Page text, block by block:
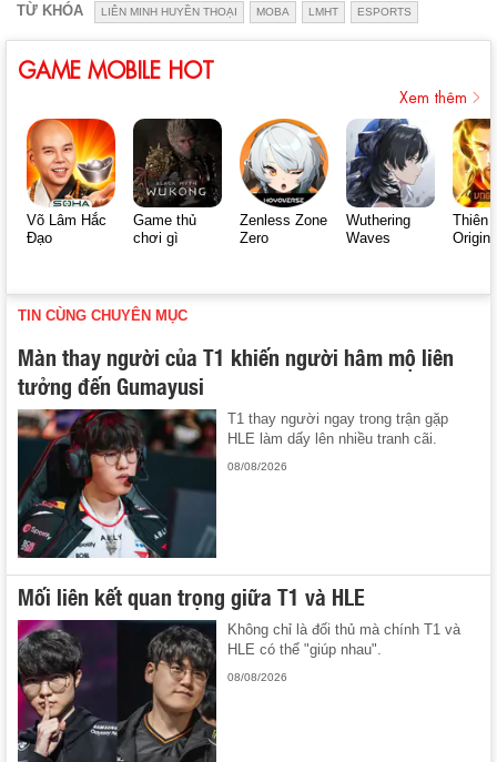
TỪ KHÓA LIÊN MINH HUYỀN THOẠI MOBA LMHT ESPORTS
GAME MOBILE HOT
Xem thêm
Võ Lâm Hắc
Đạo
Game thủ
chơi gì
Zenless Zone
Zero
Wuthering
Waves
Thiên
Origin
TIN CÙNG CHUYÊN MỤC
Màn thay người của T1 khiến người hâm mộ liên
tưởng đến Gumayusi
T1 thay người ngay trong trận gặp
HLE làm dấy lên nhiều tranh cãi.
08/08/2026
Mối liên kết quan trọng giữa T1 và HLE
Không chỉ là đối thủ mà chính T1 và
HLE có thể "giúp nhau".
08/08/2026